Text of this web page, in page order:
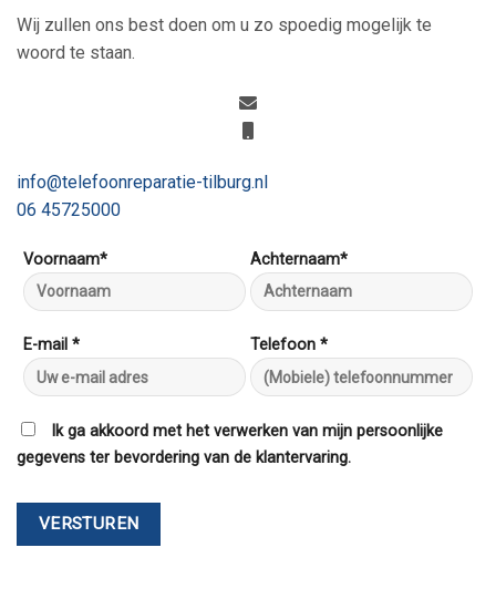
Wij zullen ons best doen om u zo spoedig mogelijk te
woord te staan.
info@telefoonreparatie-tilburg.nl
06 45725000
Voornaam* Achternaam*
E-mail * Telefoon *
Ik ga akkoord met het verwerken van mijn persoonlijke
gegevens ter bevordering van de klantervaring.